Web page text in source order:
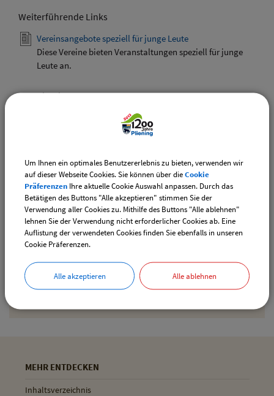
Gemeinde Pliening
Geltinger Str. 18
Weiterführende Links
Vereinsangebote speziell für junge Leute
Diese Vereine bieten Veranstaltungen speziell für junge
Leute an.
Downloads
Den gewählten Termin als VCS-Kalenderdatei
downloaden
Drucken
MEHR ENTDECKEN
Inhaltsverzeichnis
Um Ihnen ein optimales Benutzererlebnis zu bieten, verwenden wir
auf dieser Webseite Cookies. Sie können über dieCookie
Präferenzen Ihre aktuelle Cookie Auswahl anpassen. Durch das
Betätigen des Buttons "Alle akzeptieren" stimmen Sie der
Verwendung aller Cookies zu. Mithilfe des Buttons "Alle ablehnen"
lehnen Sie der Verwendung nicht erforderlicher Cookies ab. Eine
Auflistung der verwendeten Cookies finden Sie ebenfalls in unseren
Cookie Präferenzen.
Alle akzeptieren Alle ablehnen